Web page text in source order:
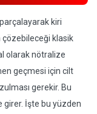
kiri
çözebileceği klasik
olarak nötralize
geçmesi için cilt
gerekir. Bu
girer. İşte bu yüzden